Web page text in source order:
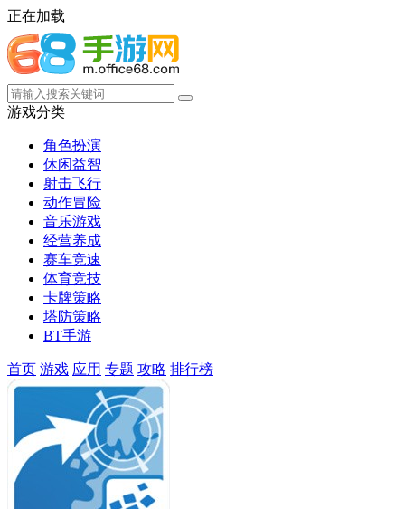
正在加载
游戏分类
角色扮演
休闲益智
射击飞行
动作冒险
音乐游戏
经营养成
赛车竞速
体育竞技
卡牌策略
塔防策略
BT手游
首页 游戏 应用 专题 攻略 排行榜